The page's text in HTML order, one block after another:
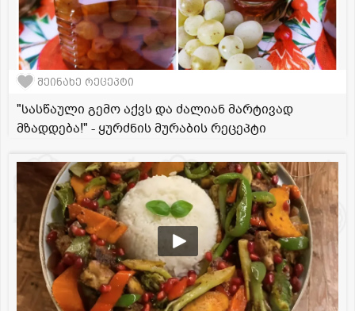
შეინახე რეცეპტი
"სასწაული გემო აქვს და ძალიან მარტივად
მზადდება!" - ყურძნის მურაბის რეცეპტი